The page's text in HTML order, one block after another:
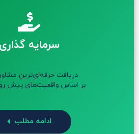
سرمایه گذاری
دریافت حرفه‌ای‌ترین
بر اساس واقعیت‌های پیش
ادامه مطلب